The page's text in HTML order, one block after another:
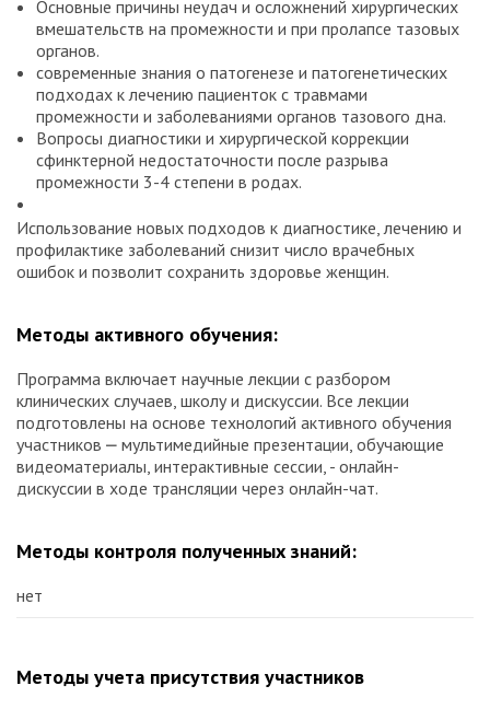
Основные причины неудач и осложнений хирургических
вмешательств на промежности и при пролапсе тазовых
органов.
современные знания о патогенезе и патогенетических
подходах к лечению пациенток с травмами
промежности и заболеваниями органов тазового дна.
Вопросы диагностики и хирургической коррекции
сфинктерной недостаточности после разрыва
промежности 3-4 степени в родах.
Использование новых подходов к диагностике, лечению и
профилактике заболеваний снизит число врачебных
ошибок и позволит сохранить здоровье женщин.
Методы активного обучения:
Программа включает научные лекции с разбором
клинических случаев, школу и дискуссии. Все лекции
подготовлены на основе технологий активного обучения
участников ⎼ мультимедийные презентации, обучающие
видеоматериалы, интерактивные сессии, - онлайн-
дискуссии в ходе трансляции через онлайн-чат.
Методы контроля полученных знаний:
нет
Методы учета присутствия участников